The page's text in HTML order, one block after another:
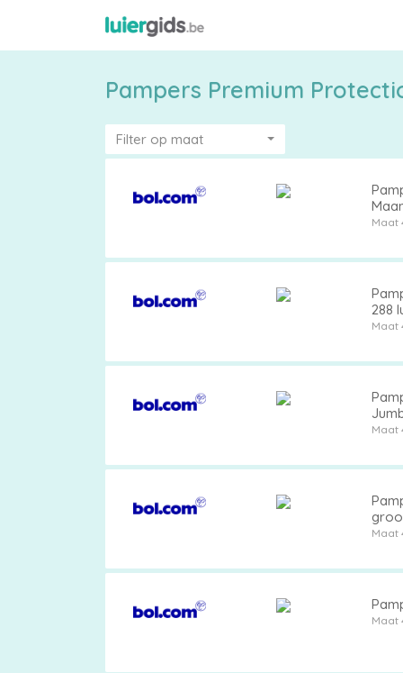
Pampers Premium
Filter op maat
Maat
288
Maat
Maat
Maat
Maat